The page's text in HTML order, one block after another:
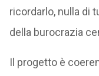
ricordarlo, nulla di
della burocrazia
Il progetto è